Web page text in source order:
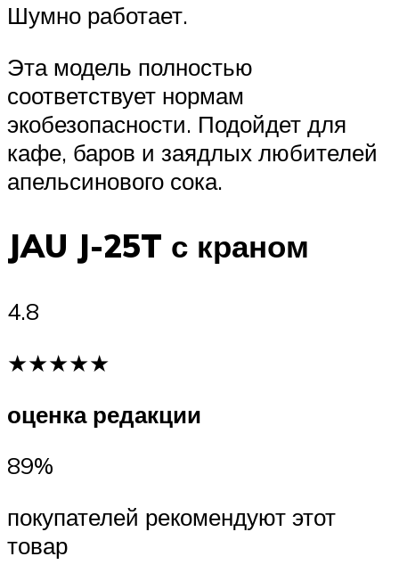
Шумно работает.
Эта модель полностью
соответствует нормам
экобезопасности. Подойдет для
кафе, баров и заядлых любителей
апельсинового сока.
JAU J-25T с краном
4.8
★★★★★
оценка редакции
89%
покупателей рекомендуют этот
товар